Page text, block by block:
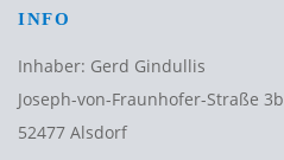
INFO
Inhaber: Gerd Gindullis
Joseph-von-Fraunhofer-Straße 3b
52477 Alsdorf